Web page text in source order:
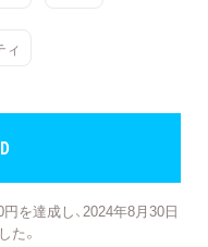
ィ
を達成し、2024年8月30日
た。